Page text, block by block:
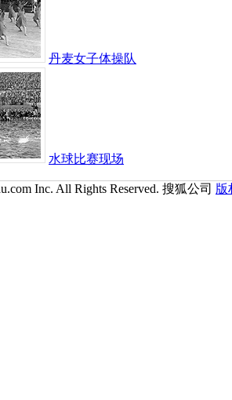
丹麦女子体操队
水球比赛现场
Inc. All Rights Reserved. 搜狐公司 版